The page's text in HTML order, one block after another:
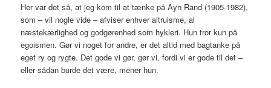
Her var det så, at jeg kom til at tænke på Ayn Rand (1905-1982),
som – vil nogle vide – afviser enhver altruisme, al
næstekærlighed og godgørenhed som hykleri. Hun tror kun på
egoismen. Gør vi noget for andre, er det altid med bagtanke på
eget ry og rygte. Det gode vi gør, gør vi, fordi vi er gode til det –
eller sådan burde det være, mener hun.